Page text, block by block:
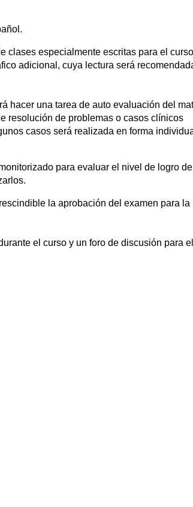
clases especialmente escritas para el
adicional, cuya lectura será
hacer una tarea de auto evaluación del
resolución de problemas o casos clínicos
casos será realizada en forma
para evaluar el nivel de logro
la aprobación del examen para la
el curso y un foro de discusión para el